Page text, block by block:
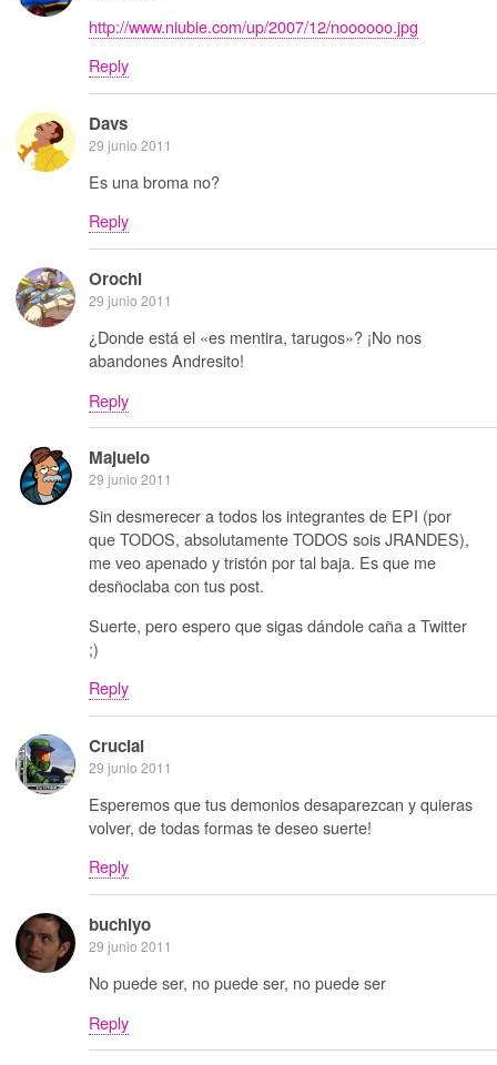
http://www.niubie.com/up/2007/12/noooooo.jpg
Reply
Davs
29 junio 2011
Es una broma no?
Reply
Orochi
29 junio 2011
¿Donde está el «es mentira, tarugos»? ¡No nos
abandones Andresito!
Reply
Majuelo
29 junio 2011
Sin desmerecer a todos los integrantes de EPI (por
que TODOS, absolutamente TODOS sois JRANDES),
me veo apenado y tristón por tal baja. Es que me
desñoclaba con tus post.
Suerte, pero espero que sigas dándole caña a Twitter
;)
Reply
Crucial
29 junio 2011
Esperemos que tus demonios desaparezcan y quieras
volver, de todas formas te deseo suerte!
Reply
buchiyo
29 junio 2011
No puede ser, no puede ser, no puede ser
Reply